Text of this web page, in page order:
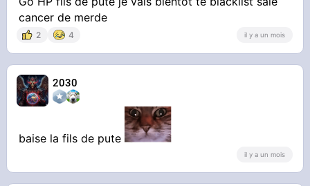
cancer de merde
2 4 il y a un mois
2030
baise la fils de pute
il y a un mois